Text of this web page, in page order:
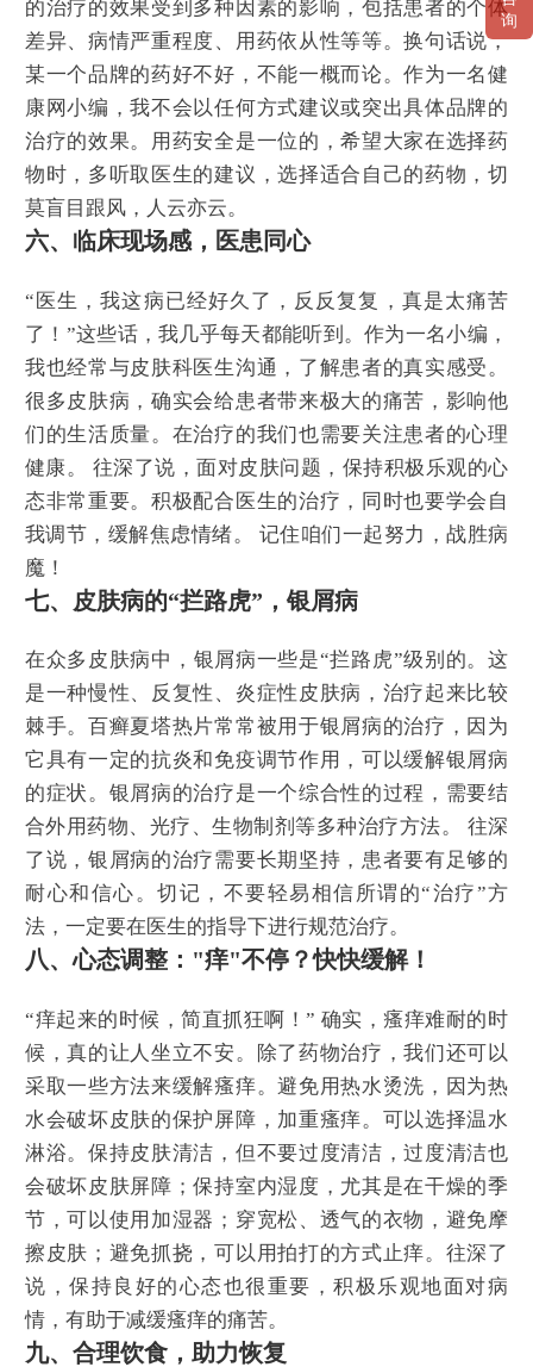
的治疗的效果受到多种因素的影响，包括患者的个体
差异、病情严重程度、用药依从性等等。换句话说，
某一个品牌的药好不好，不能一概而论。作为一名健
康网小编，我不会以任何方式建议或突出具体品牌的
治疗的效果。用药安全是一位的，希望大家在选择药
物时，多听取医生的建议，选择适合自己的药物，切
莫盲目跟风，人云亦云。
六、临床现场感，医患同心
“医生，我这病已经好久了，反反复复，真是太痛苦
了！”这些话，我几乎每天都能听到。作为一名小编，
我也经常与皮肤科医生沟通，了解患者的真实感受。
很多皮肤病，确实会给患者带来极大的痛苦，影响他
们的生活质量。在治疗的我们也需要关注患者的心理
健康。 往深了说，面对皮肤问题，保持积极乐观的心
态非常重要。积极配合医生的治疗，同时也要学会自
我调节，缓解焦虑情绪。 记住咱们一起努力，战胜病
魔！
七、皮肤病的“拦路虎”，银屑病
在众多皮肤病中，银屑病一些是“拦路虎”级别的。这
是一种慢性、反复性、炎症性皮肤病，治疗起来比较
棘手。百癣夏塔热片常常被用于银屑病的治疗，因为
它具有一定的抗炎和免疫调节作用，可以缓解银屑病
的症状。银屑病的治疗是一个综合性的过程，需要结
合外用药物、光疗、生物制剂等多种治疗方法。 往深
了说，银屑病的治疗需要长期坚持，患者要有足够的
耐心和信心。切记，不要轻易相信所谓的“治疗”方
法，一定要在医生的指导下进行规范治疗。
八、心态调整："痒"不停？快快缓解！
“痒起来的时候，简直抓狂啊！” 确实，瘙痒难耐的时
候，真的让人坐立不安。除了药物治疗，我们还可以
采取一些方法来缓解瘙痒。避免用热水烫洗，因为热
水会破坏皮肤的保护屏障，加重瘙痒。可以选择温水
淋浴。保持皮肤清洁，但不要过度清洁，过度清洁也
会破坏皮肤屏障；保持室内湿度，尤其是在干燥的季
节，可以使用加湿器；穿宽松、透气的衣物，避免摩
擦皮肤；避免抓挠，可以用拍打的方式止痒。往深了
说，保持良好的心态也很重要，积极乐观地面对病
情，有助于减缓瘙痒的痛苦。
九、合理饮食，助力恢复
询